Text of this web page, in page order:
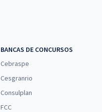
BANCAS DE CONCURSOS
Cebraspe
Cesgranrio
Consulplan
FCC